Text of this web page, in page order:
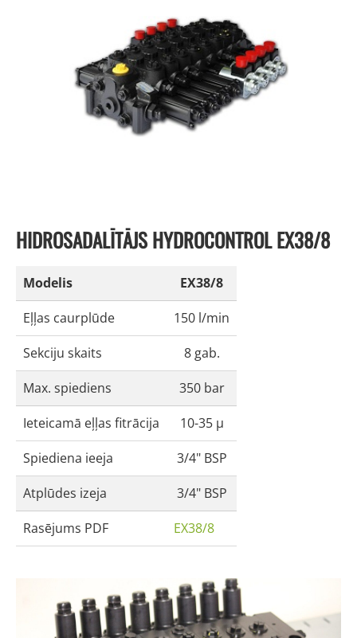
HIDROSADALĪTĀJS HYDROCONTROL EX38/8
Modelis
EX38/8
Eļļas caurplūde
150 l/min
Sekciju skaits
8 gab.
Max. spiediens
350 bar
Ieteicamā eļļas fitrācija
10-35 μ
Spiediena ieeja
3/4" BSP
Atplūdes izeja
3/4" BSP
Rasējums PDF
EX38/8